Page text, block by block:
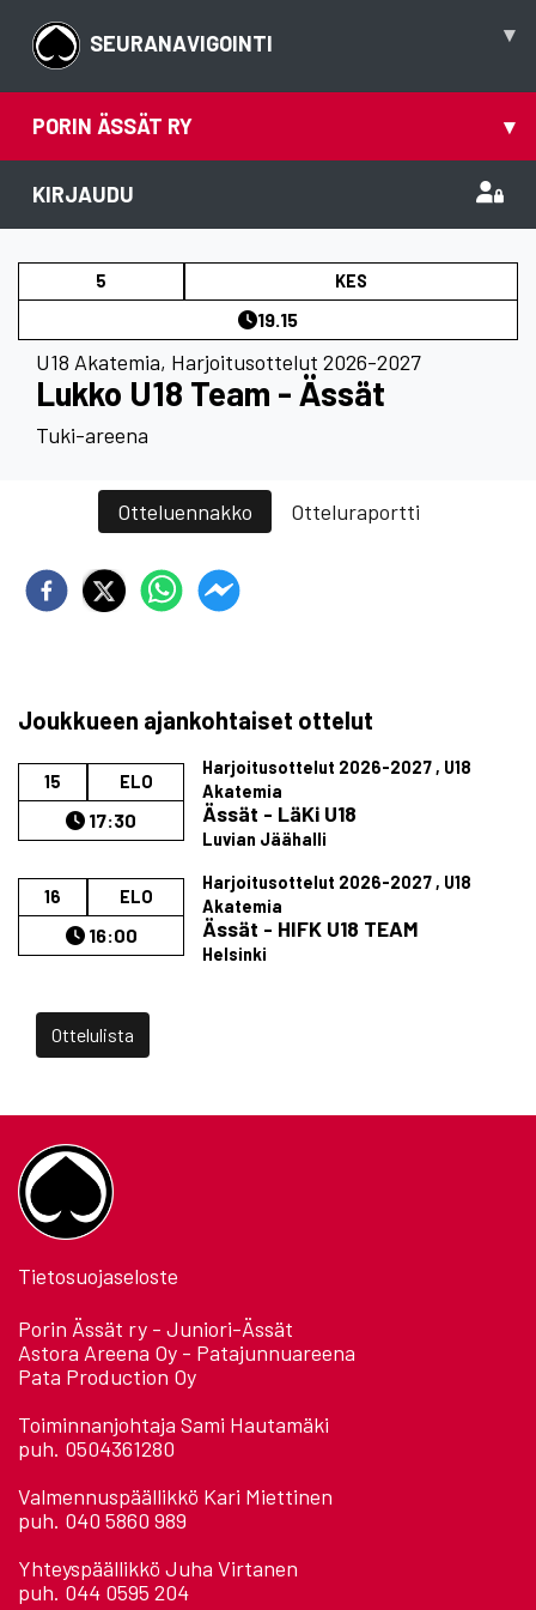
SEURANAVIGOINTI ▾
PORIN ÄSSÄT RY ▾
KIRJAUDU
5 KES
19.15
U18 Akatemia, Harjoitusottelut 2026-2027
Lukko U18 Team - Ässät
Tuki-areena
Otteluennakko Otteluraportti
Joukkueen ajankohtaiset ottelut
15 ELO
17:30
Harjoitusottelut 2026-2027 , U18
Akatemia
Ässät - LäKi U18
Luvian Jäähalli
16 ELO
16:00
Harjoitusottelut 2026-2027 , U18
Akatemia
Ässät - HIFK U18 TEAM
Helsinki
Ottelulista
Tietosuojaseloste
Porin Ässät ry - Juniori-Ässät
Astora Areena Oy - Patajunnuareena
Pata Production Oy
Toiminnanjohtaja Sami Hautamäki
puh. 0504361280
Valmennuspäällikkö Kari Miettinen
puh. 040 5860 989
Yhteyspäällikkö Juha Virtanen
puh. 044 0595 204